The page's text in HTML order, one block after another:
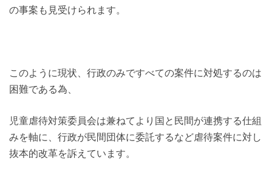
の事案も見受けられます。
このように現状、行政のみですべての案件に対処するのは
困難である為、
児童虐待対策委員会は兼ねてより国と民間が連携する仕組
みを軸に、行政が民間団体に委託するなど虐待案件に対し
抜本的改革を訴えています。